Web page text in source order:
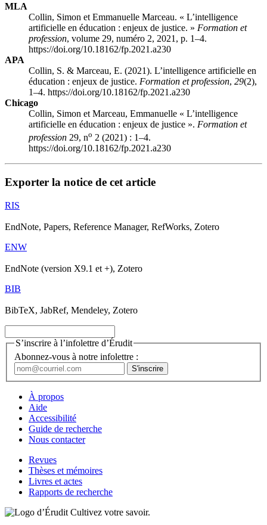
MLA
Collin, Simon et Emmanuelle Marceau. « L’intelligence
artificielle en éducation : enjeux de justice. » Formation et
profession, volume 29, numéro 2, 2021, p. 1–4.
https://doi.org/10.18162/fp.2021.a230
APA
Collin, S. & Marceau, E. (2021). L’intelligence artificielle en
éducation : enjeux de justice. Formation et profession, 29(2),
1–4. https://doi.org/10.18162/fp.2021.a230
Chicago
Collin, Simon et Marceau, Emmanuelle « L’intelligence
artificielle en éducation : enjeux de justice ». Formation et
profession 29, no 2 (2021) : 1–4.
https://doi.org/10.18162/fp.2021.a230
Exporter la notice de cet article
RIS
EndNote, Papers, Reference Manager, RefWorks, Zotero
ENW
EndNote (version X9.1 et +), Zotero
BIB
BibTeX, JabRef, Mendeley, Zotero
S’inscrire à l’infolettre d’Érudit
Abonnez-vous à notre infolettre :
À propos
Aide
Accessibilité
Guide de recherche
Nous contacter
Revues
Thèses et mémoires
Livres et actes
Rapports de recherche
Cultivez votre savoir.